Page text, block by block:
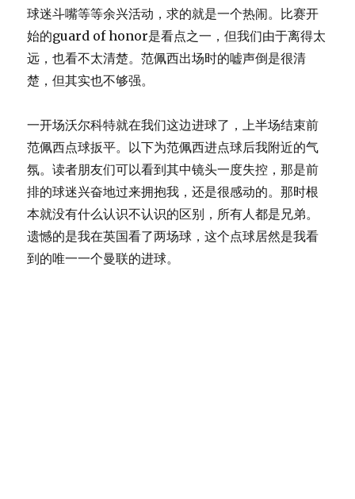
球迷斗嘴等等余兴活动，求的就是一个热闹。比赛开
始的guard of honor是看点之一，但我们由于离得太
远，也看不太清楚。范佩西出场时的嘘声倒是很清
楚，但其实也不够强。
一开场沃尔科特就在我们这边进球了，上半场结束前
范佩西点球扳平。以下为范佩西进点球后我附近的气
氛。读者朋友们可以看到其中镜头一度失控，那是前
排的球迷兴奋地过来拥抱我，还是很感动的。那时根
本就没有什么认识不认识的区别，所有人都是兄弟。
遗憾的是我在英国看了两场球，这个点球居然是我看
到的唯一一个曼联的进球。